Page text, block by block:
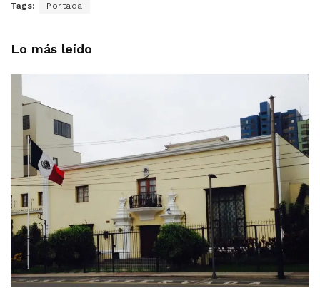
Tags: Portada
Lo más leído